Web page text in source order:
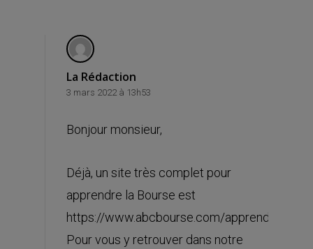
La Rédaction
3 mars 2022 à 13h53
Bonjour monsieur,
Déjà, un site très complet pour
apprendre la Bourse est
https://www.abcbourse.com/apprendre/
Pour vous y retrouver dans notre